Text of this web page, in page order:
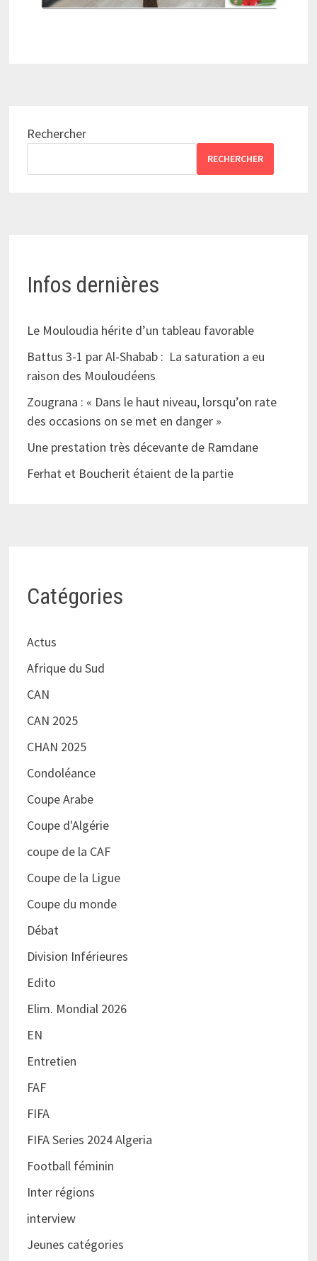
Rechercher
RECHERCHER
Infos dernières
Le Mouloudia hérite d’un tableau favorable
Battus 3-1 par Al-Shabab : La saturation a eu
raison des Mouloudéens
Zougrana : « Dans le haut niveau, lorsqu’on rate
des occasions on se met en danger »
Une prestation très décevante de Ramdane
Ferhat et Boucherit étaient de la partie
Catégories
Actus
Afrique du Sud
CAN
CAN 2025
CHAN 2025
Condoléance
Coupe Arabe
Coupe d'Algérie
coupe de la CAF
Coupe de la Ligue
Coupe du monde
Débat
Division Inférieures
Edito
Elim. Mondial 2026
EN
Entretien
FAF
FIFA
FIFA Series 2024 Algeria
Football féminin
Inter régions
interview
Jeunes catégories